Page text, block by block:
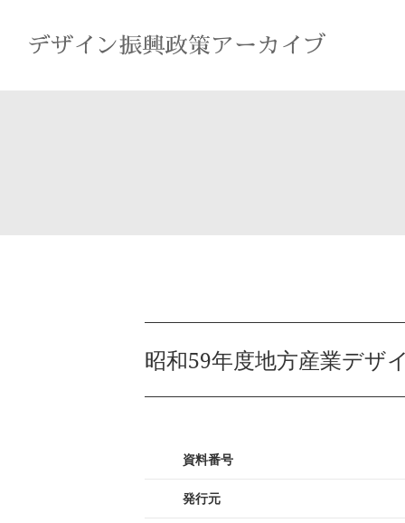
昭和59年度地方産業デザ
資料番号
発行元